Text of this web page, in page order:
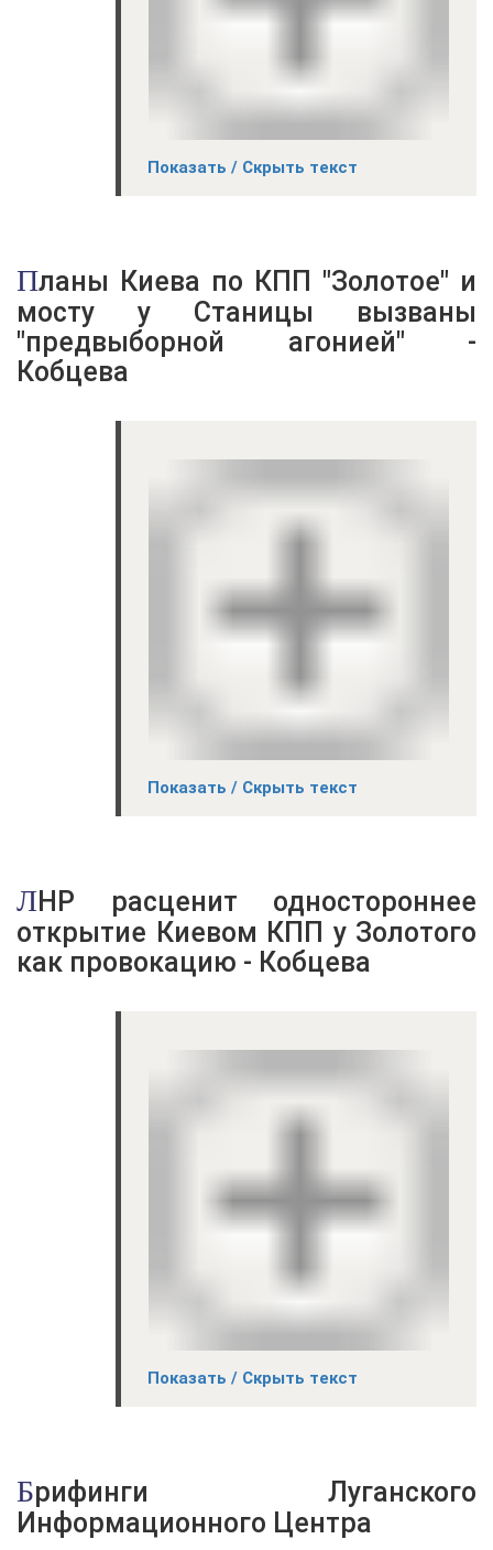
Показать / Скрыть текст
Планы Киева по КПП "Золотое" и
мосту у Станицы вызваны
"предвыборной агонией" -
Кобцева
Показать / Скрыть текст
ЛНР расценит одностороннее
открытие Киевом КПП у Золотого
как провокацию - Кобцева
Показать / Скрыть текст
Брифинги Луганского
Информационного Центра